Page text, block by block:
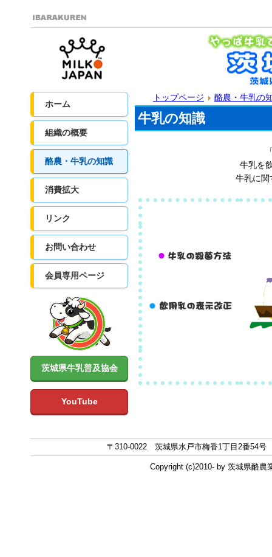
ホーム
組織の概要
酪農・牛乳の知識
消費拡大
リンク
お問い合わせ
会員専用ページ
茨城県牛乳普及協会
YouTube
トップページ 酪農・牛乳の
牛乳の知識
牛乳を
牛乳に関
〒310-0022 茨城県水戸市梅香1丁目2番54号
Copyright (c)2010- by 茨城県酪農